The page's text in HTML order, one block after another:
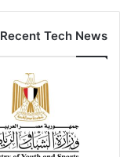
Recent Tech News